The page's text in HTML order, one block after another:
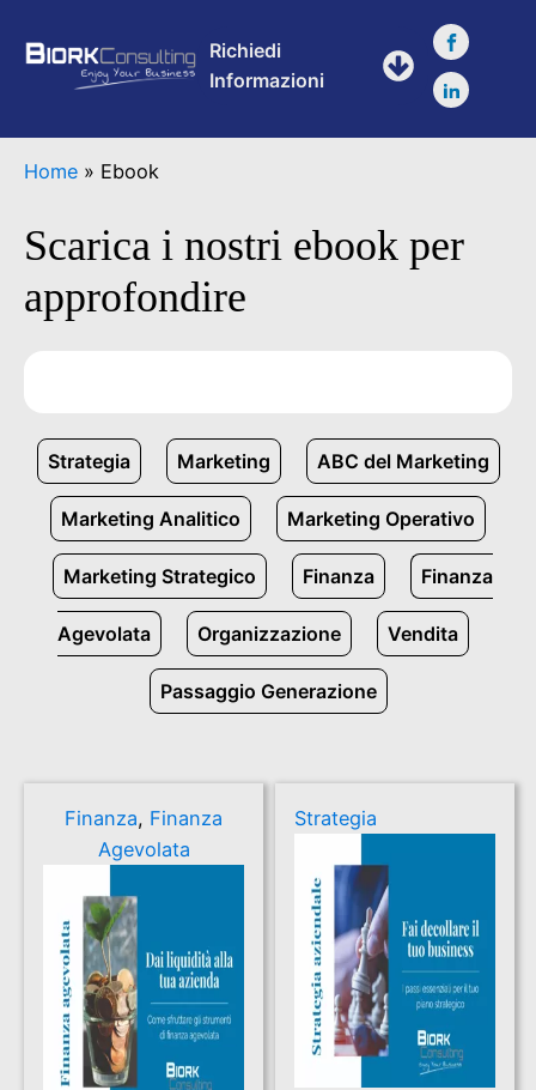
Richiedi
Informazioni
Home » Ebook
Scarica i nostri ebook per
approfondire
Strategia Marketing ABC del Marketing
Marketing Analitico Marketing Operativo
Marketing Strategico Finanza Finanza
Agevolata Organizzazione Vendita
Passaggio Generazione
Finanza, Finanza
Agevolata
Strategia